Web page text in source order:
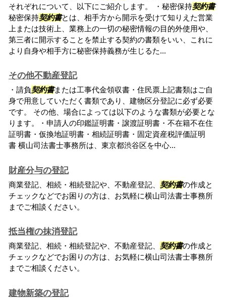
それぞれについて、以下にご紹介します。 ・秘密保持契約書
秘密保持契約書とは、相手方から開示を受けて知りえた営業
上または技術上、業務上の一切の秘密情報の目的外使用や、
第三者に開示することを禁止する契約の書類をいい、これに
より自身や相手方に秘密保持義務が生じるた...
その他不動産登記
・請負契約書または工事代金領収書・住民票上記書類はご自
身で用意していただく書類であり、建物区分登記に必ず必要
です。 その他、場合によっては以下のような書類が必要とな
ります。・申請人の印鑑証明書・譲渡証明書・不在籍不在住
証明書・仮換地証明書・相続証明書・固定資産税評価証明
書 横山司法書士事務所は、東京都渋谷区を中心...
財産分与の登記
商業登記、相続・相続登記や、不動産登記、 契約書の作成と
チェックなどでお困りの方は、お気軽に横山司法書士事務所
までご相談ください。
抵当権の抹消登記
商業登記、相続・相続登記や、不動産登記、 契約書の作成と
チェックなどでお困りの方は、お気軽に横山司法書士事務所
までご相談ください。
建物新築の登記